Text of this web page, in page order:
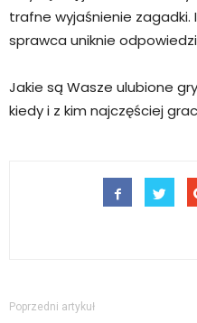
trafne wyjaśnienie zagadki.
sprawca uniknie
Jakie są Wasze ulubione
kiedy i z kim najczęściej
Poprzedni artykuł